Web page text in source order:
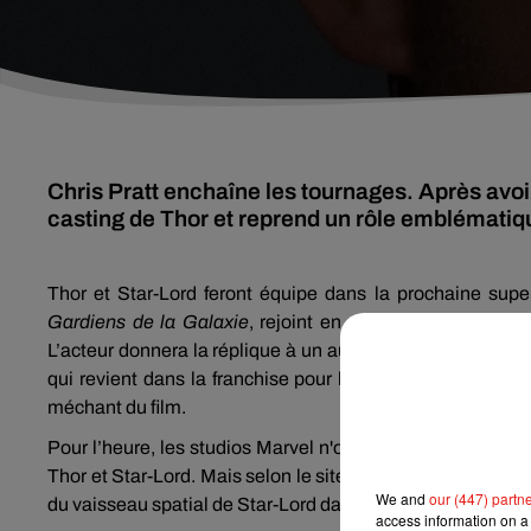
Chris Pratt enchaîne les tournages. Après
casting de Thor et reprend un rôle
Thor et Star-Lord feront équipe dans la prochaine
Gardiens de la Galaxie, rejoint en effet le casting du
L’acteur donnera la réplique à un autre Chris, à savoir
qui revient dans la franchise pour la première fois
méchant du film.
Pour l’heure, les studios Marvel n'ont rien dévoilé de
Thor et Star-Lord. Mais selon le site américain
du vaisseau spatial de Star-Lord dans les dernières
We and our (447)
access information on